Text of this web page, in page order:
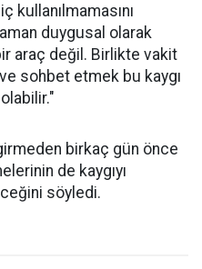
kullanılmamasını
duygusal olarak
araç değil. Birlikte vakit
sohbet etmek bu kaygı
birkaç gün önce
de kaygıyı
söyledi.